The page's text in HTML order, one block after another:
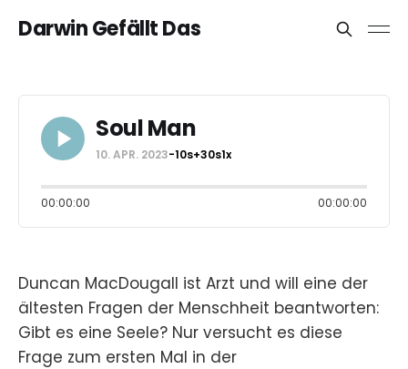
Darwin Gefällt Das
Soul Man
10. APR. 2023-10s+30s1x
00:00:00 00:00:00
Duncan MacDougall ist Arzt und will eine der
ältesten Fragen der Menschheit beantworten:
Gibt es eine Seele? Nur versucht es diese
Frage zum ersten Mal in der